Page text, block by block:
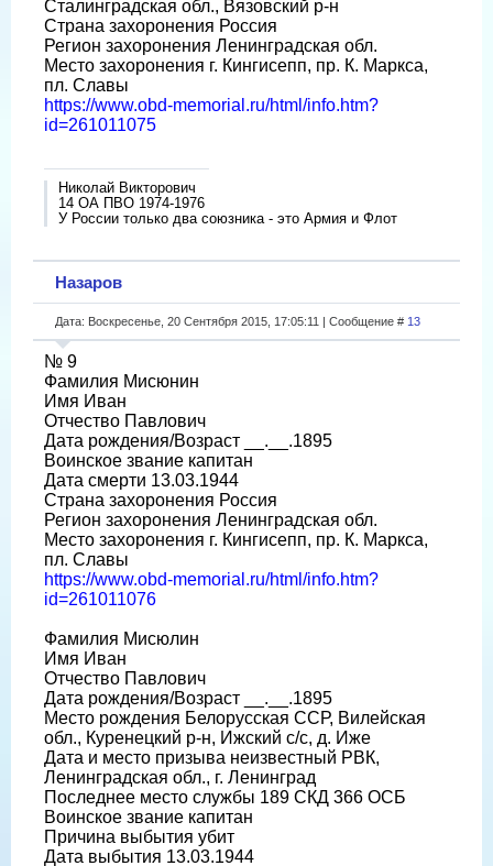
Сталинградская обл., Вязовский р-н
Страна захоронения Россия
Регион захоронения Ленинградская обл.
Место захоронения г. Кингисепп, пр. К. Маркса,
пл. Славы
https://www.obd-memorial.ru/html/info.htm?
id=261011075
Николай Викторович
14 ОА ПВО 1974-1976
У России только два союзника - это Армия и Флот
Назаров
Дата: Воскресенье, 20 Сентября 2015, 17:05:11 | Сообщение # 13
№ 9
Фамилия Мисюнин
Имя Иван
Отчество Павлович
Дата рождения/Возраст __.__.1895
Воинское звание капитан
Дата смерти 13.03.1944
Страна захоронения Россия
Регион захоронения Ленинградская обл.
Место захоронения г. Кингисепп, пр. К. Маркса,
пл. Славы
https://www.obd-memorial.ru/html/info.htm?
id=261011076
Фамилия Мисюлин
Имя Иван
Отчество Павлович
Дата рождения/Возраст __.__.1895
Место рождения Белорусская ССР, Вилейская
обл., Куренецкий р-н, Ижский с/с, д. Иже
Дата и место призыва неизвестный РВК,
Ленинградская обл., г. Ленинград
Последнее место службы 189 СКД 366 ОСБ
Воинское звание капитан
Причина выбытия убит
Дата выбытия 13.03.1944